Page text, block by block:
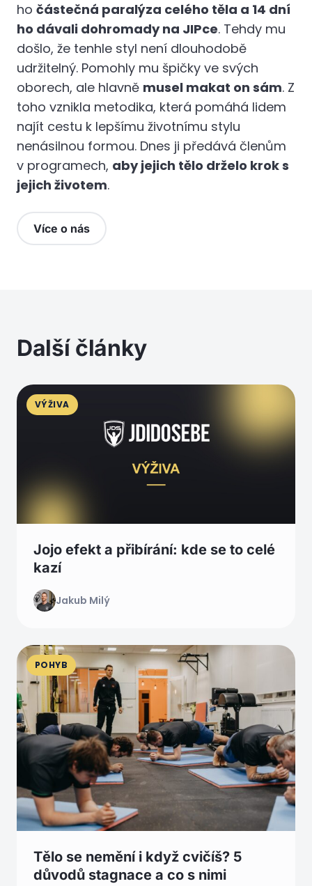
ho částečná paralýza celého těla a 14 dní
ho dávali dohromady na JIPce. Tehdy mu
došlo, že tenhle styl není dlouhodobě
udržitelný. Pomohly mu špičky ve svých
oborech, ale hlavně musel makat on sám. Z
toho vznikla metodika, která pomáhá lidem
najít cestu k lepšímu životnímu stylu
nenásilnou formou. Dnes ji předává členům
v programech, aby jejich tělo drželo krok s
jejich životem.
Více o nás
Další články
VÝŽIVA
Jojo efekt a přibírání: kde se to celé
kazí
Jakub Milý
POHYB
Tělo se nemění i když cvičíš? 5
důvodů stagnace a co s nimi